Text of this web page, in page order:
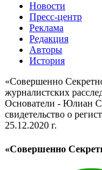
Новости
Пресс-центр
Реклама
Редакция
Авторы
История
«Совершенно
журналистских
Основатели - Юлиан
свидетельство о
25.12.2020 г.
«Совершенно